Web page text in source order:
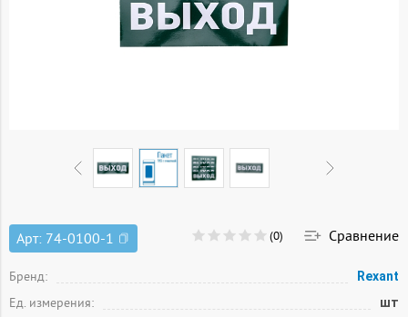
Арт: 74-0100-1 (0) Сравнение
Бренд: Rexant
Ед. измерения: шт